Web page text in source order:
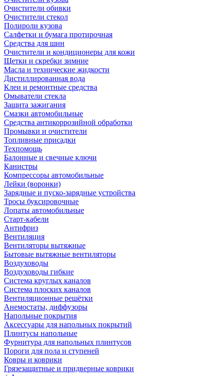
Очистители обивки
Очистители стекол
Полироли кузова
Салфетки и бумага протирочная
Средства для шин
Очистители и кондиционеры для кожи
Щетки и скребки зимние
Масла и технические жидкости
Дистиллированная вода
Клеи и ремонтные средства
Омыватели стекла
Защита зажигания
Смазки автомобильные
Средства антикоррозийной обработки
Промывки и очистители
Топливные присадки
Техпомощь
Балонные и свечные ключи
Канистры
Компрессоры автомобильные
Лейки (воронки)
Зарядные и пуско-зарядные устройства
Тросы буксировочные
Лопаты автомобильные
Старт-кабели
Антифриз
Вентиляция
Вентиляторы вытяжные
Бытовые вытяжные вентиляторы
Воздуховоды
Воздуховоды гибкие
Система круглых каналов
Система плоских каналов
Вентиляционные решётки
Анемостаты, диффузоры
Напольные покрытия
Аксессуары для напольных покрытий
Плинтусы напольные
Фурнитура для напольных плинтусов
Пороги для пола и ступеней
Ковры и коврики
Грязезащитные и придверные коврики